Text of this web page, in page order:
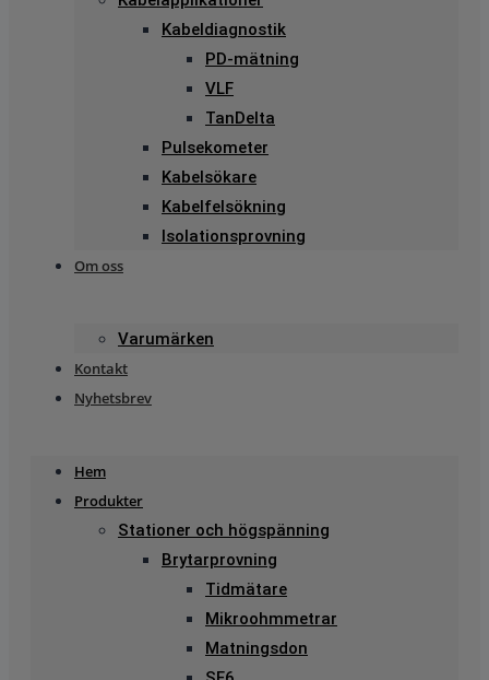
Kabeldiagnostik
PD-mätning
VLF
TanDelta
Pulsekometer
Kabelsökare
Kabelfelsökning
Isolationsprovning
Om oss
Varumärken
Kontakt
Nyhetsbrev
Hem
Produkter
Stationer och högspänning
Brytarprovning
Tidmätare
Mikroohmmetrar
Matningsdon